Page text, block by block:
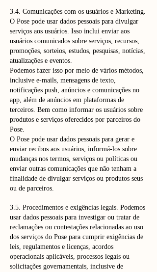
3.4. Comunicações com os usuários e Marketing.
O Pose pode usar dados pessoais para divulgar
serviços aos usuários. Isso inclui enviar aos
usuários comunicados sobre serviços, recursos,
promoções, sorteios, estudos, pesquisas, notícias,
atualizações e eventos.
Podemos fazer isso por meio de vários métodos,
inclusive e-mails, mensagens de texto,
notificações push, anúncios e comunicações no
app, além de anúncios em plataformas de
terceiros. Bem como informar os usuários sobre
produtos e serviços oferecidos por parceiros do
Pose.
O Pose pode usar dados pessoais para gerar e
enviar recibos aos usuários, informá-los sobre
mudanças nos termos, serviços ou políticas ou
enviar outras comunicações que não tenham a
finalidade de divulgar serviços ou produtos seus
ou de parceiros.
3.5. Procedimentos e exigências legais. Podemos
usar dados pessoais para investigar ou tratar de
reclamações ou contestações relacionadas ao uso
dos serviços do Pose para cumprir exigências de
leis, regulamentos e licenças, acordos
operacionais aplicáveis, processos legais ou
solicitações governamentais, inclusive de